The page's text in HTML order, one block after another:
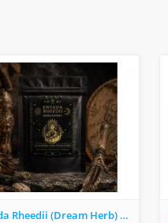
Entada Rheedii (Dream Herb) – экстракт семян африканской травы сновидений